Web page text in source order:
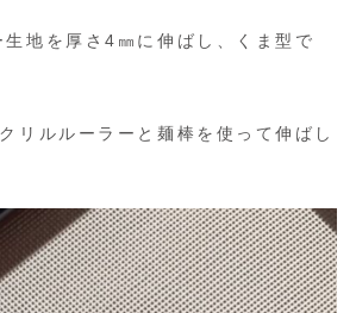
生地を厚さ4㎜に伸ばし、くま型で
リルルーラーと麺棒を使って伸ばし